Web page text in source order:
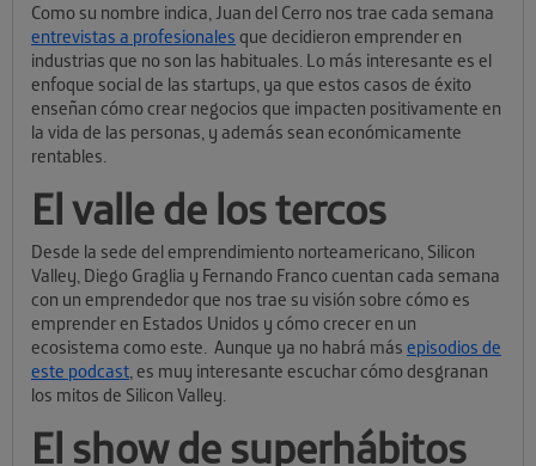
Como su nombre indica, Juan del Cerro nos trae cada semana
entrevistas a profesionales que decidieron emprender en
industrias que no son las habituales. Lo más interesante es el
enfoque social de las startups, ya que estos casos de éxito
enseñan cómo crear negocios que impacten positivamente en
la vida de las personas, y además sean económicamente
rentables.
El valle de los tercos
Desde la sede del emprendimiento norteamericano, Silicon
Valley, Diego Graglia y Fernando Franco cuentan cada semana
con un emprendedor que nos trae su visión sobre cómo es
emprender en Estados Unidos y cómo crecer en un
ecosistema como este. Aunque ya no habrá más episodios de
este podcast, es muy interesante escuchar cómo desgranan
los mitos de Silicon Valley.
El show de superhábitos